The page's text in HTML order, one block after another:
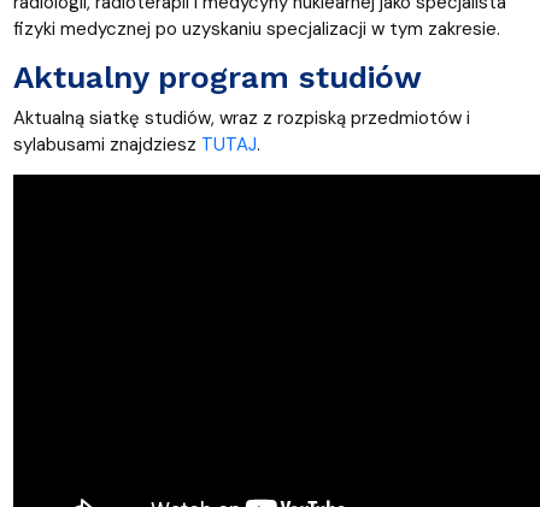
fizyki medycznej po uzyskaniu specjalizacji w tym zakresie.
Aktualny program studiów
Aktualną siatkę studiów, wraz z rozpiską przedmiotów i
sylabusami znajdziesz TUTAJ.